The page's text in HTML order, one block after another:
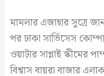
মামলার এজাহার সুত্রে
পর ঢাকা সার্ভিসেস
ওয়াটার সাপ্লাই স্কীমের
বিশ্বাস বায়রা বাজার